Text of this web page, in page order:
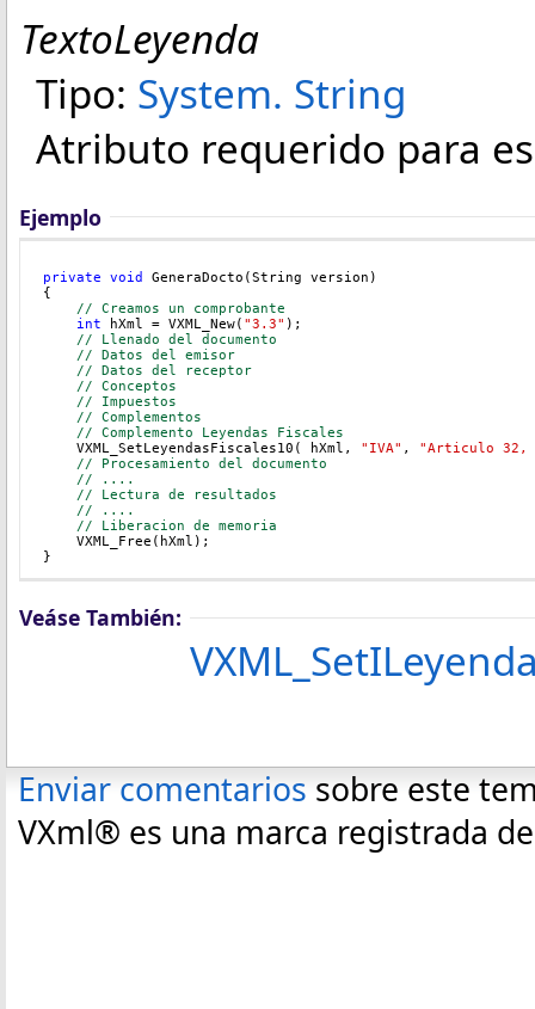
TextoLeyenda
Tipo: System. String
Atributo requerido para
Ejemplo
private void
GeneraDocto(String version)
{
// Creamos un comprobante
int hXml = VXML_New( "3.3" );
// Llenado del documento
// Datos del emisor
// Datos del receptor
// Conceptos
    // Impuestos
// Complementos
    // Complemento Leyendas Fiscales
    VXML_SetLeyendasFiscales10( hXml,
"IVA" , "Articulo 32,
// Procesamiento del documento
// ....
// Lectura de resultados
// ....
// Liberacion de memoria
    VXML_Free(hXml);
}
Veáse También:
Enviar comentarios sobre este
VXml® es una marca registrada